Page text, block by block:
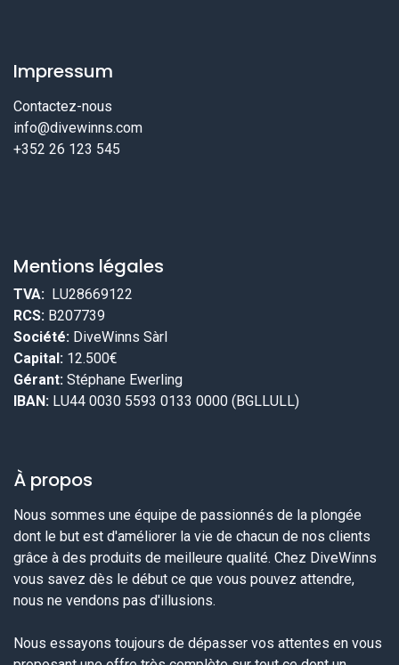
Impressum
Contactez-nous
info@divewinns.com
+352 26 123 545
Mentions légales
TVA: LU28669122
RCS: B207739
Société: DiveWinns Sàrl
Capital: 12.500€
Gérant: Stéphane Ewerling
IBAN: LU44 0030 5593 0133 0000 (BGLLULL)
À propos
Nous sommes une équipe de passionnés de la plongée
dont le but est d'améliorer la vie de chacun de nos clients
grâce à des produits de meilleure qualité. Chez DiveWinns
vous savez dès le début ce que vous pouvez attendre,
nous ne vendons pas d'illusions.
Nous essayons toujours de dépasser vos attentes en vous